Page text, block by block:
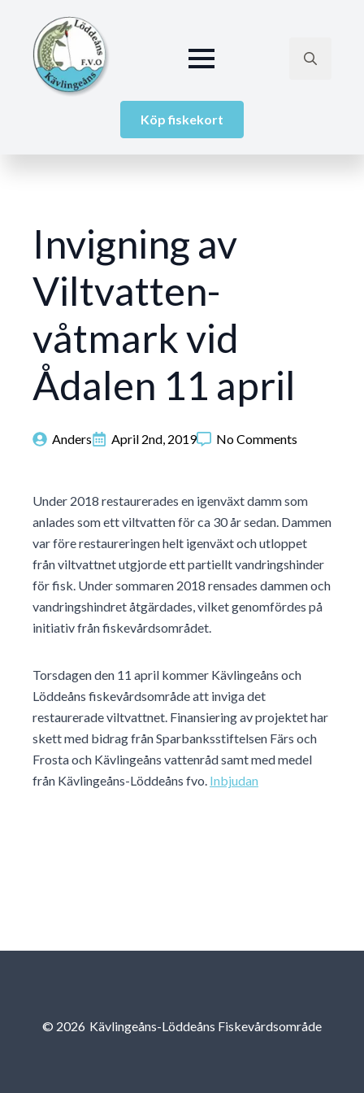
Köp fiskekort
Invigning av
Viltvatten-
våtmark vid
Ådalen 11 april
Anders April 2nd, 2019 No Comments
Under 2018 restaurerades en igenväxt damm som
anlades som ett viltvatten för ca 30 år sedan. Dammen
var före restaureringen helt igenväxt och utloppet
från viltvattnet utgjorde ett partiellt vandringshinder
för fisk. Under sommaren 2018 rensades dammen och
vandringshindret åtgärdades, vilket genomfördes på
initiativ från fiskevårdsområdet.
Torsdagen den 11 april kommer Kävlingeåns och
Löddeåns fiskevårdsområde att inviga det
restaurerade viltvattnet. Finansiering av projektet har
skett med bidrag från Sparbanksstiftelsen Färs och
Frosta och Kävlingeåns vattenråd samt med medel
från Kävlingeåns-Löddeåns fvo. Inbjudan
© 2026 Kävlingeåns-Löddeåns Fiskevårdsområde